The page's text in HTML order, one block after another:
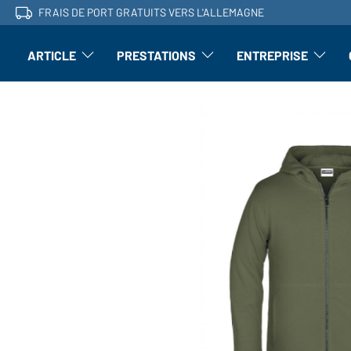
FRAIS DE PORT GRATUITS VERS L'ALLEMAGNE
ARTICLE l'article : Ouvrir le sous-menu
PRESTATIONS Perfectionnement : ouvrir le sous-
ENTREPRISE